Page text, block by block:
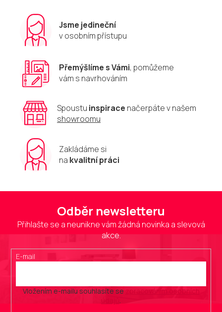
Jsme jedineční
v osobním přístupu
Přemýšlíme s Vámi, pomůžeme
vám s navrhováním
Spoustu inspirace načerpáte v našem
showroomu
Zakládáme si
na kvalitní práci
Odběr newsletteru
Přihlašte se a neunikne vám žádná novinka a slevová
akce.
E-mail
Vložením e-mailu souhlasíte se zpracováním osobních
.